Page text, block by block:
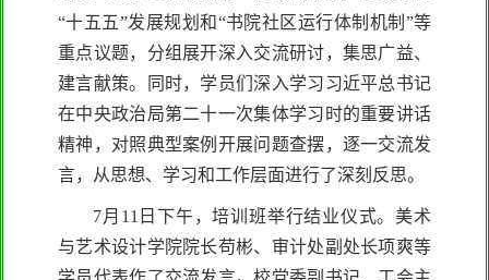
“十五五”发展规划和“书院社区运行体制机制”等
重点议题，分组展开深入交流研讨，集思广益、
建言献策。同时，学员们深入学习习近平总书记
在中央政治局第二十一次集体学习时的重要讲话
精神，对照典型案例开展问题查摆，逐一交流发
言，从思想、学习和工作层面进行了深刻反思。
7月11日下午，培训班举行结业仪式。美术
与艺术设计学院院长苟彬、审计处副处长项爽等